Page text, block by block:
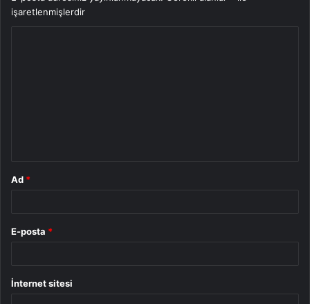
işaretlenmişlerdir
Ad *
E-posta *
İnternet sitesi